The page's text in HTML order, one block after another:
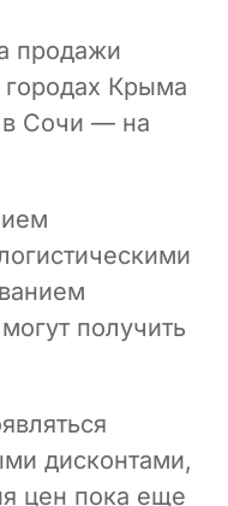
продажи
городах Крыма
в Сочи — на
получить
дисконтами,
цен пока еще